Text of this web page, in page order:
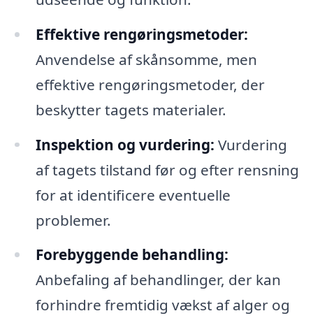
Effektive rengøringsmetoder:
Anvendelse af skånsomme, men
effektive rengøringsmetoder, der
beskytter tagets materialer.
Inspektion og vurdering: Vurdering
af tagets tilstand før og efter rensning
for at identificere eventuelle
problemer.
Forebyggende behandling:
Anbefaling af behandlinger, der kan
forhindre fremtidig vækst af alger og